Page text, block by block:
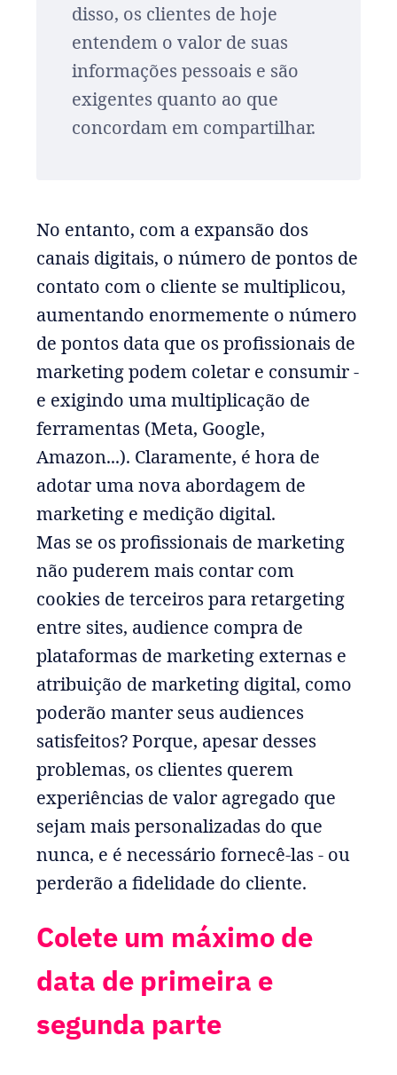
disso, os clientes de hoje
entendem o valor de suas
informações pessoais e são
exigentes quanto ao que
concordam em compartilhar.
No entanto, com a expansão dos
canais digitais, o número de pontos de
contato com o cliente se multiplicou,
aumentando enormemente o número
de pontos data que os profissionais de
marketing podem coletar e consumir -
e exigindo uma multiplicação de
ferramentas (Meta, Google,
Amazon...). Claramente, é hora de
adotar uma nova abordagem de
marketing e medição digital.
Mas se os profissionais de marketing
não puderem mais contar com
cookies de terceiros para retargeting
entre sites, audience compra de
plataformas de marketing externas e
atribuição de marketing digital, como
poderão manter seus audiences
satisfeitos? Porque, apesar desses
problemas, os clientes querem
experiências de valor agregado que
sejam mais personalizadas do que
nunca, e é necessário fornecê-las - ou
perderão a fidelidade do cliente.
Colete um máximo de
data de primeira e
segunda parte